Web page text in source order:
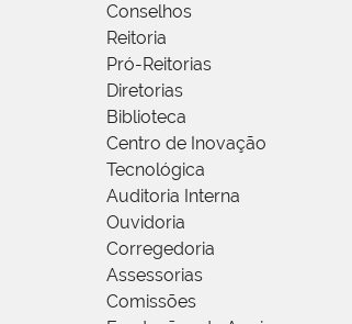
Conselhos
Reitoria
Pró-Reitorias
Diretorias
Biblioteca
Centro de Inovação
Tecnológica
Auditoria Interna
Ouvidoria
Corregedoria
Assessorias
Comissões